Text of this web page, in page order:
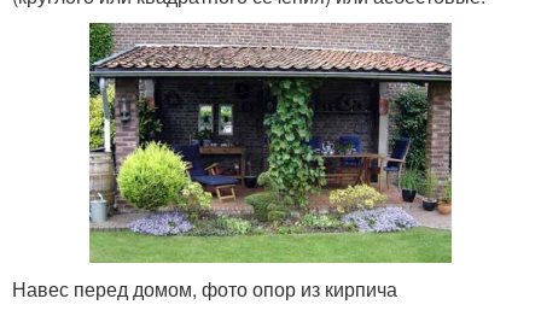
Навес перед домом, фото опор из кирпича